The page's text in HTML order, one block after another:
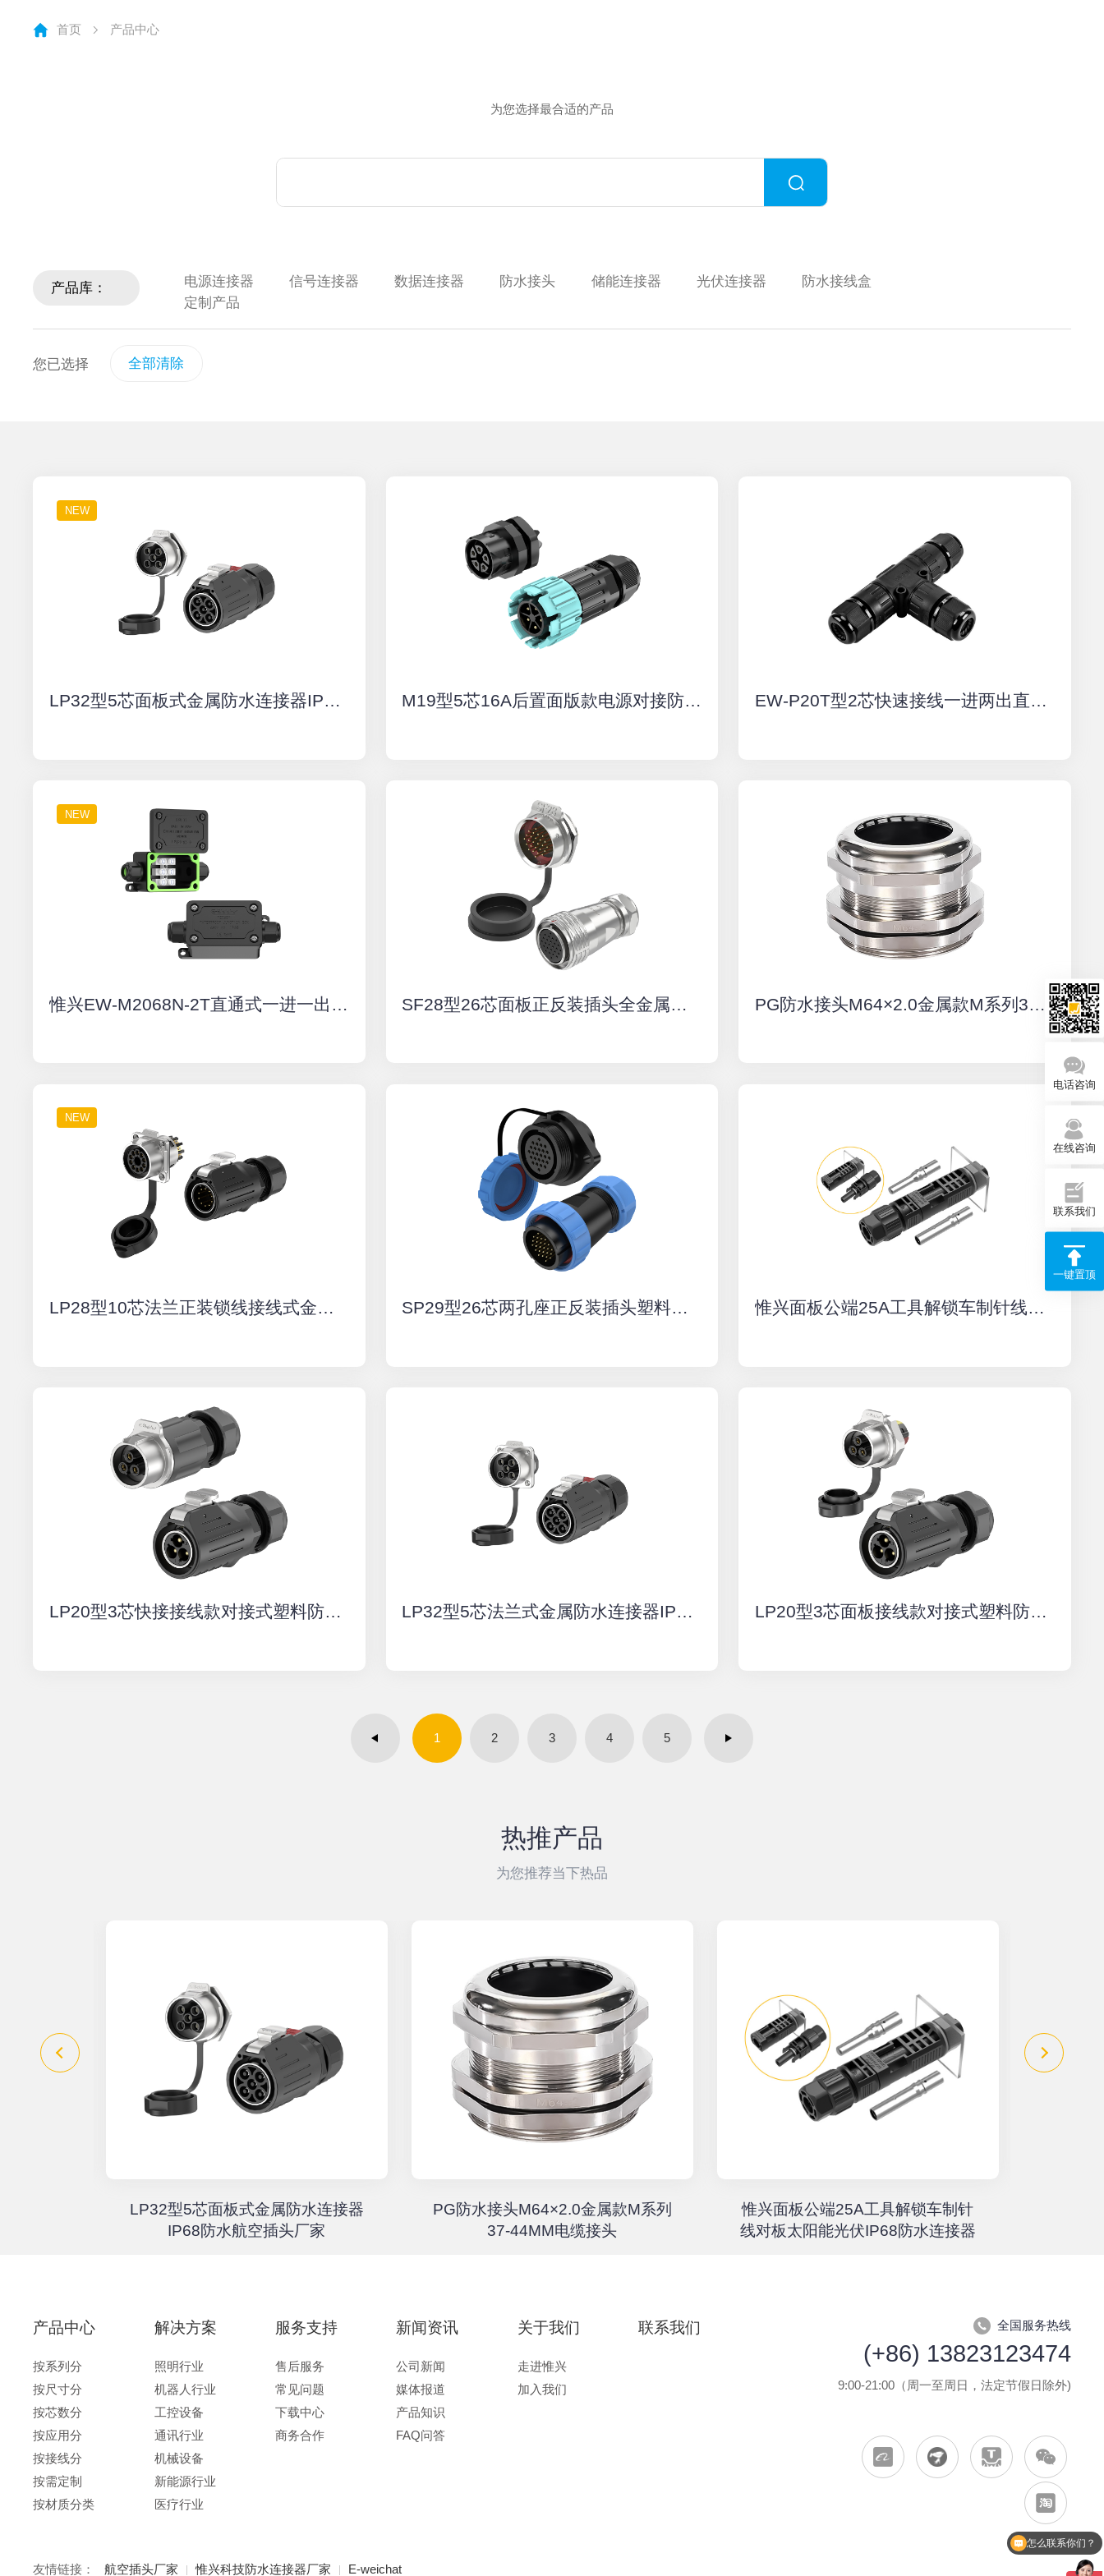
首页 产品中心
为您选择最合适的产品
产品库： 电源连接器 信号连接器 数据连接器 防水接头 储能连接器 光伏连接器
防水接线盒
定制产品
您已选择 全部清除
NEW
LP32型5芯面板式金属防水连接器IP68防水航空插头厂家 M19型5芯16A后置面版款电源对接防水连接器 EW-P20T型2芯快速接线一进两出直通式防水连接器
NEW
惟兴EW-M2068N-2T直通式一进一出防水接线盒 SF28型26芯面板正反装插头全金属防水连接器航空插头插座 PG防水接头M64×2.0金属款M系列37-44MM电缆接头
NEW
LP28型10芯法兰正装锁线接线式金属防水连接器航空插头插座 SP29型26芯两孔座正反装插头塑料防水连接器航空插头插座 惟兴面板公端25A工具解锁车制针线对板太阳能光伏IP68防水连接器
LP20型3芯快接接线款对接式塑料防水连接器 LP32型5芯法兰式金属防水连接器IP68防水航空插头厂家 LP20型3芯面板接线款对接式塑料防水连接器
1 2 3 4 5
热推产品
为您推荐当下热品
LP32型5芯面板式金属防水连接器
IP68防水航空插头厂家
PG防水接头M64×2.0金属款M系列
37-44MM电缆接头
惟兴面板公端25A工具解锁车制针
线对板太阳能光伏IP68防水连接器
产品中心
按系列分
按尺寸分
按芯数分
按应用分
按接线分
按需定制
按材质分类
解决方案
照明行业
机器人行业
工控设备
通讯行业
机械设备
新能源行业
医疗行业
服务支持
售后服务
常见问题
下载中心
商务合作
新闻资讯
公司新闻
媒体报道
产品知识
FAQ问答
关于我们
走进惟兴
加入我们
联系我们 全国服务热线
(+86) 13823123474
9:00-21:00（周一至周日，法定节假日除外)
友情链接： 航空插头厂家 惟兴科技防水连接器厂家 E-weichat
电话咨询
在线咨询
联系我们
一键置顶
怎么联系你们？
现在有优惠活动么？